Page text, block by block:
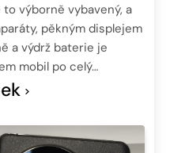
výborně vybavený, a
pěkným displejem
a výdrž baterie je
mobil po celý…